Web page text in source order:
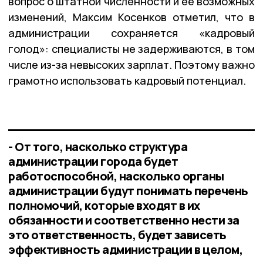
изменений, Максим Косенков отметил, что в
администрации сохраняется «кадровый
голод»: специалисты не задерживаются, в том
числе из-за невысоких зарплат. Поэтому важно
грамотно использовать кадровый потенциал.
- От того, насколько структура
администрации города будет
работоспособной, насколько органы
администрации будут понимать перечень
полномочий, которые входят в их
обязанности и соответственно нести за
это ответственность, будет зависеть
эффективность администрации в целом,